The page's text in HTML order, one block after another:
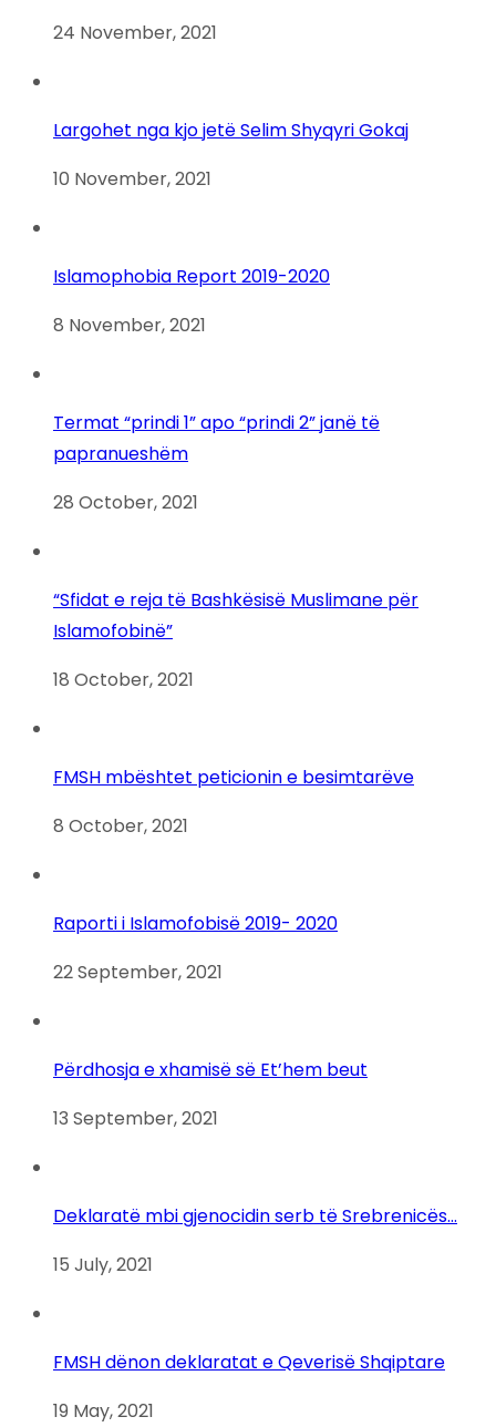
24 November, 2021
Largohet nga kjo jetë Selim Shyqyri Gokaj
10 November, 2021
Islamophobia Report 2019-2020
8 November, 2021
Termat “prindi 1” apo “prindi 2” janë të
papranueshëm
28 October, 2021
“Sfidat e reja të Bashkësisë Muslimane për
Islamofobinë”
18 October, 2021
FMSH mbështet peticionin e besimtarëve
8 October, 2021
Raporti i Islamofobisë 2019- 2020
22 September, 2021
Përdhosja e xhamisë së Et’hem beut
13 September, 2021
Deklaratë mbi gjenocidin serb të Srebrenicës…
15 July, 2021
FMSH dënon deklaratat e Qeverisë Shqiptare
19 May, 2021